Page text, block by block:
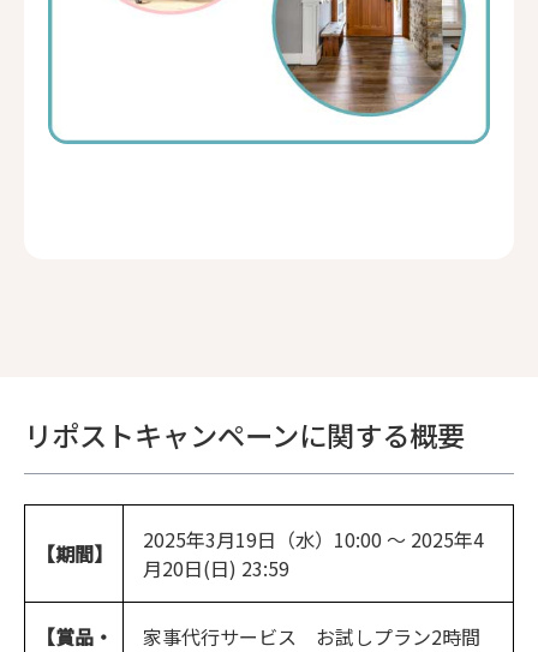
リポストキャンペーンに関する概要
【期間】
2025年3月19日（水）10:00 ～ 2025年4
月20日(日) 23:59
【賞品・
家事代行サービス お試しプラン2時間